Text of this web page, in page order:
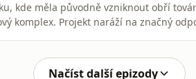
kde měla původně vzniknout obří
komplex. Projekt naráží na značný
Načíst další epizody